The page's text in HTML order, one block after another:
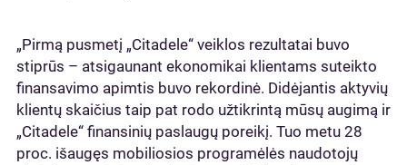
„Pirmą pusmetį „Citadele“ veiklos rezultatai buvo
stiprūs – atsigaunant ekonomikai klientams suteikto
finansavimo apimtis buvo rekordinė. Didėjantis aktyvių
klientų skaičius taip pat rodo užtikrintą mūsų augimą ir
„Citadele“ finansinių paslaugų poreikį. Tuo metu 28
proc. išaugęs mobiliosios programėlės naudotojų